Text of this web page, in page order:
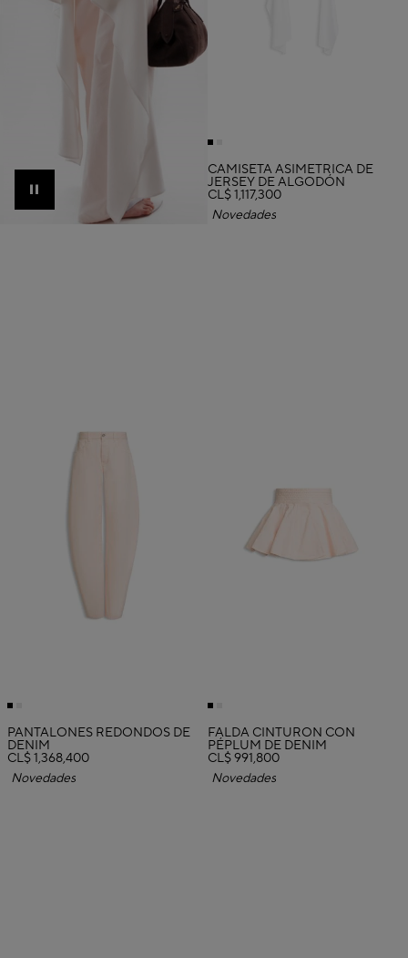
Pause
CAMISETA ASIMÉTRICA DE
JERSEY DE ALGODÓN
CL$ 1,117,300
Novedades
PANTALONES REDONDOS DE
DENIM
CL$ 1,368,400
Novedades
FALDA CINTURÓN CON
PÉPLUM DE DENIM
CL$ 991,800
Novedades